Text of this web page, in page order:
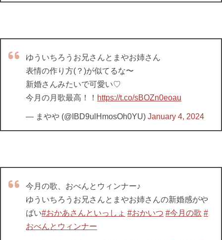
ゆういちろうお兄さんとまやお姉さん
表情の作り方(？)が似てるな〜
新婚さんみたいで可愛い♡
今月の月歌最高！！ https://t.co/sBOZn0eoau
— まやや (@IBD9ulHmosOh0YU) January 4, 2024
今月の歌、おべんとウィンナー♪
ゆういちろうお兄さんとまやお姉さんの新婚感がや
ばい#おかあさんといっしょ #おかいつ #今月の歌 #
おべんとウィンナー